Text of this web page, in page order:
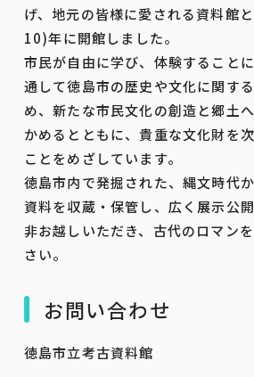
げ、地元の皆様に愛される資料館
10)年に開館しました。
市民が自由に学び、体験すること
通して徳島市の歴史や文化に関す
め、新たな市民文化の創造と郷土
かめるとともに、貴重な文化財を
ことをめざしています。
徳島市内で発掘された、縄文時代
資料を収蔵・保管し、広く展示公
非お越しいただき、古代のロマン
さい。
お問い合わせ
徳島市立考古資料館